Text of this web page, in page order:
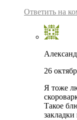
Ответить на
26
Я тоже
Такое